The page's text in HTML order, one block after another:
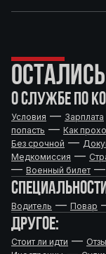
О СЛУЖБЕ ПО
Условия — Зарплата
попасть — Как
Без срочной —
Медкомиссия —
— Военный билет —
Водитель — Повар
ДРУГОЕ:
Стоит ли идти —